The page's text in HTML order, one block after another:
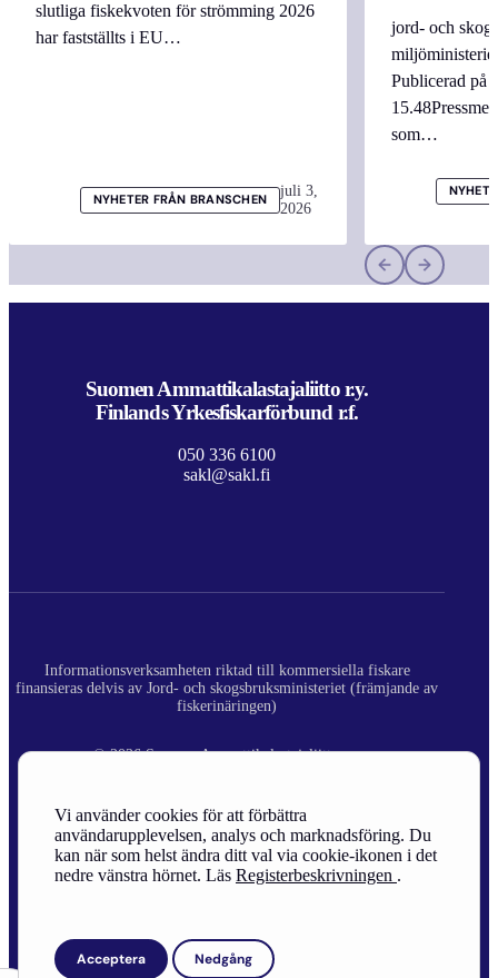
Vi använder cookies för att förbättra
användarupplevelsen, analys och marknadsföring. Du
kan när som helst ändra ditt val via cookie-ikonen i det
nedre vänstra hörnet. Läs Registerbeskrivningen .
Acceptera Nedgång
slutliga fiskekvoten för strömming 2026
har fastställts i EU…
NYHETER FRÅN BRANSCHEN
juli 3,
2026
jord- och
Publicerad på
som…
Suomen Ammattikalastajaliitto r.y.
Finlands Yrkesfiskarförbund r.f.
050 336 6100
sakl@sakl.fi
Informationsverksamheten riktad till kommersiella fiskare
finansieras delvis av Jord- och skogsbruksministeriet (främjande av
fiskerinäringen)
© 2026 Suomen Ammattikalastajaliitto ry.
Site Credits